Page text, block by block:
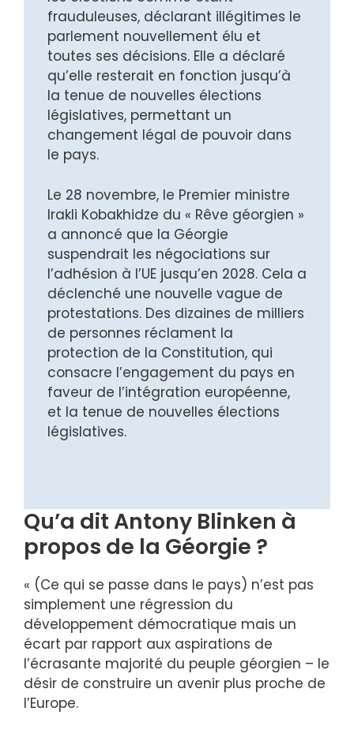
frauduleuses, déclarant illégitimes le
parlement nouvellement élu et
toutes ses décisions. Elle a déclaré
qu’elle resterait en fonction jusqu’à
la tenue de nouvelles élections
législatives, permettant un
changement légal de pouvoir dans
le pays.
Le 28 novembre, le Premier ministre
Irakli Kobakhidze du « Rêve géorgien »
a annoncé que la Géorgie
suspendrait les négociations sur
l’adhésion à l’UE jusqu’en 2028. Cela a
déclenché une nouvelle vague de
protestations. Des dizaines de milliers
de personnes réclament la
protection de la Constitution, qui
consacre l’engagement du pays en
faveur de l’intégration européenne,
et la tenue de nouvelles élections
législatives.
Qu’a dit Antony Blinken à
propos de la Géorgie ?
« (Ce qui se passe dans le pays) n’est pas
simplement une régression du
développement démocratique mais un
écart par rapport aux aspirations de
l’écrasante majorité du peuple géorgien – le
désir de construire un avenir plus proche de
l’Europe.